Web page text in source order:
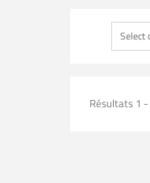
Select
Résultats 1